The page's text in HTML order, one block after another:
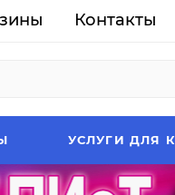
Контакты
УСЛУГИ ДЛЯ